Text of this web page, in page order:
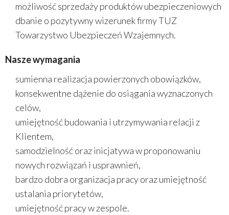
możliwość sprzedaży produktów ubezpieczeniowych
dbanie o pozytywny wizerunek firmy TUZ
Towarzystwo Ubezpieczeń Wzajemnych.
Nasze wymagania
sumienna realizacja powierzonych obowiązków,
konsekwentne dążenie do osiągania wyznaczonych
celów,
umiejętność budowania i utrzymywania relacji z
Klientem,
samodzielność oraz inicjatywa w proponowaniu
nowych rozwiązań i usprawnień,
bardzo dobra organizacja pracy oraz umiejętność
ustalania priorytetów,
umiejętność pracy w zespole.